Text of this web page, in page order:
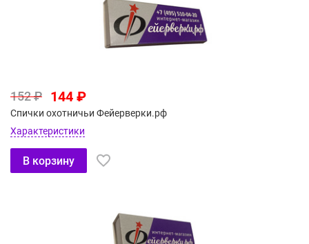
152 ₽ 144 ₽
Спички охотничьи Фейерверки.рф
Характеристики
В корзину